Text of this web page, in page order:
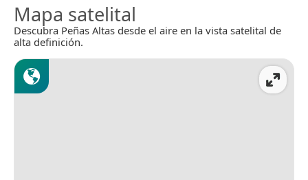
Mapa satelital
Descubra Peñas Altas desde el aire en la vista satelital de
alta definición.